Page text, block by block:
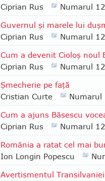
Ciprian Rus
Numarul
Guvernul şi marele lui
Ciprian Rus
Numarul
Cum a devenit Cioloş noul
Ciprian Rus
Numarul
Şmecherie pe faţă
Cristian Curte
Numarul
Cum a ajuns Băsescu
Ciprian Rus
Numarul
România a ratat cel mai
Ion Longin Popescu
Avertismentul Transilvaniei